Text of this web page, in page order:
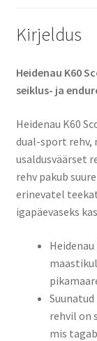
Kirjeldus
Heidenau K60
seiklus- ja
Heidenau K60
dual-sport rehv,
usaldusväärset
rehv pakub
erinevatel
igapäevaseks
rehvil on
mis